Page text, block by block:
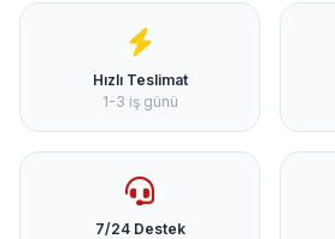
Hızlı Teslimat
1-3 iş günü
7/24 Destek